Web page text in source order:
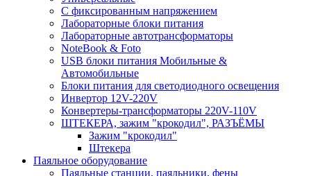
C фиксированным напряжением
Лабораторные блоки питания
Лабораторные автотрансформаторы
NoteBook & Foto
USB блоки питания Мобильные &
Автомобильные
Блоки питания для светодиодного освещения
Инвертор 12V-220V
Конвертеры-трансформаторы 220V-110V
ШТЕКЕРА, зажим "крокодил", РАЗЪЁМЫ
Зажим "крокодил"
Штекера
Паяльное оборудование
Паяльные станции, паяльники, фены